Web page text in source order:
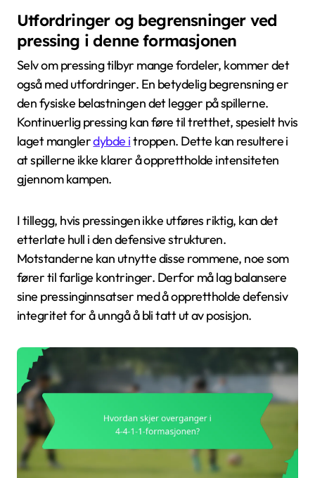
Utfordringer og begrensninger ved
pressing i denne formasjonen
Selv om pressing tilbyr mange fordeler, kommer det
også med utfordringer. En betydelig begrensning er
den fysiske belastningen det legger på spillerne.
Kontinuerlig pressing kan føre til tretthet, spesielt hvis
laget manglerdybde itroppen. Dette kan resultere i
at spillerne ikke klarer å opprettholde intensiteten
gjennom kampen.
I tillegg, hvis pressingen ikke utføres riktig, kan det
etterlate hull i den defensive strukturen.
Motstanderne kan utnytte disse rommene, noe som
fører til farlige kontringer. Derfor må lag balansere
sine pressinginnsatser med å opprettholde defensiv
integritet for å unngå å bli tatt ut av posisjon.